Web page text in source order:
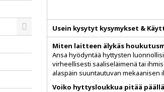
Toggle
Usein kysytyt kysymykset &
Miten laitteen älykäs
Ansa hyödyntää hyttysten
virheellisesti saaliseläimenä tai
alaspäin suuntautuvan mekaanisen
Voiko hyttysloukkua pitää